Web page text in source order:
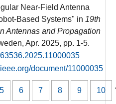
Near-Field Antenna
Based Systems" in 19th
Antennas and Propagation
Apr. 2025, pp. 1-5.
document/11000035
5 6 7 8 9 10